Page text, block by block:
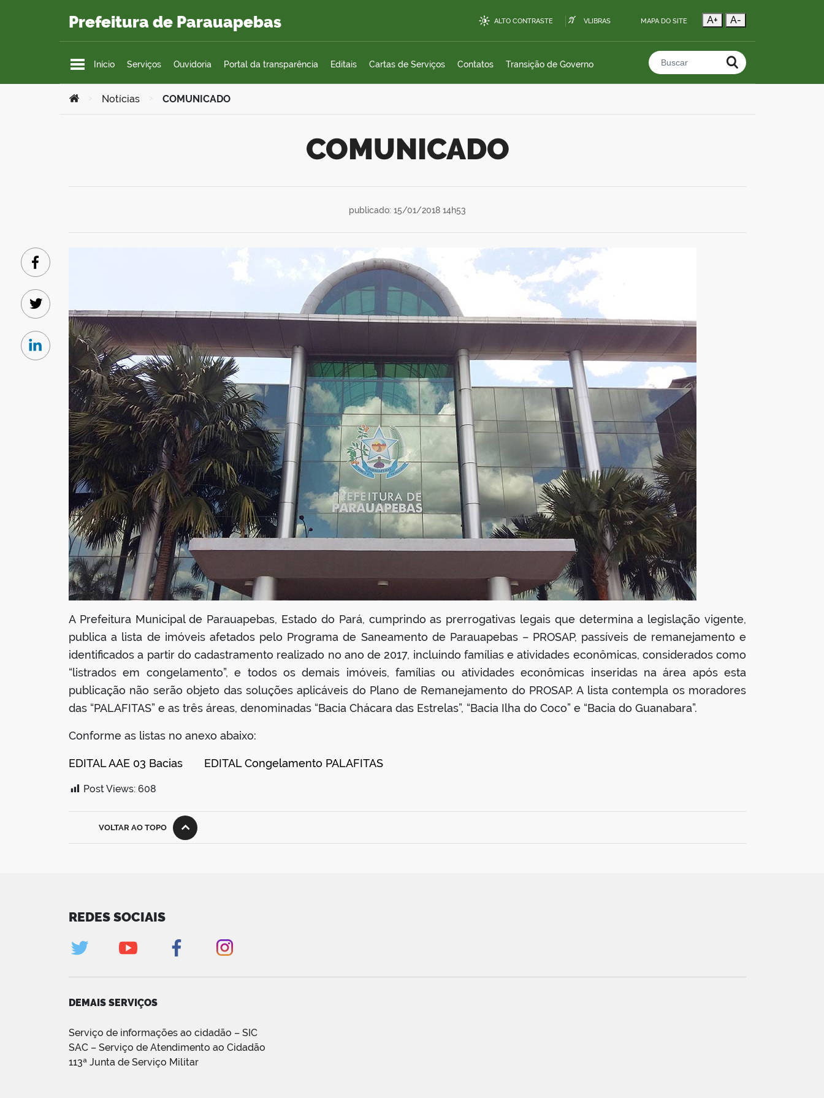
Prefeitura de Parauapebas ALTO CONTRASTE VLIBRAS MAPA DO SITE A+ A-
Início Serviços Ouvidoria Portal da transparência Editais Cartas de Serviços Contatos Transição de Governo Buscar no portal
Você está aqui:
Notícias COMUNICADO
COMUNICADO
publicado: 15/01/2018 14h53
A Prefeitura Municipal de Parauapebas, Estado do Pará, cumprindo as prerrogativas legais que determina a legislação vigente,
publica a lista de imóveis afetados pelo Programa de Saneamento de Parauapebas – PROSAP, passíveis de remanejamento e
identificados a partir do cadastramento realizado no ano de 2017, incluindo famílias e atividades econômicas, considerados como
“listrados em congelamento”, e todos os demais imóveis, famílias ou atividades econômicas inseridas na área após esta
publicação não serão objeto das soluções aplicáveis do Plano de Remanejamento do PROSAP. A lista contempla os moradores
das “PALAFITAS” e as três áreas, denominadas “Bacia Chácara das Estrelas”, “Bacia Ilha do Coco” e “Bacia do Guanabara”.
Conforme as listas no anexo abaixo:
EDITAL AAE 03 Bacias EDITAL Congelamento PALAFITAS
Facebook
Twitter
Linkedin
Post Views: 608
VOLTAR AO TOPO
REDES SOCIAIS
DEMAIS SERVIÇOS
Serviço de informações ao cidadão – SIC
SAC – Serviço de Atendimento ao Cidadão
113ª Junta de Serviço Militar